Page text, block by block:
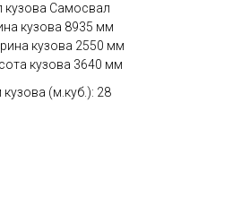
кузова Самосвал
кузова 8935 мм
кузова 2550 мм
кузова 3640 мм
(м.куб.): 28